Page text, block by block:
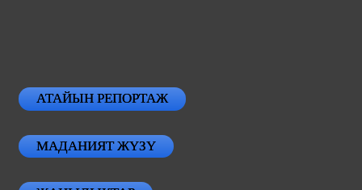
АТАЙЫН РЕПОРТАЖ
МАДАНИЯТ ЖҮЗҮ